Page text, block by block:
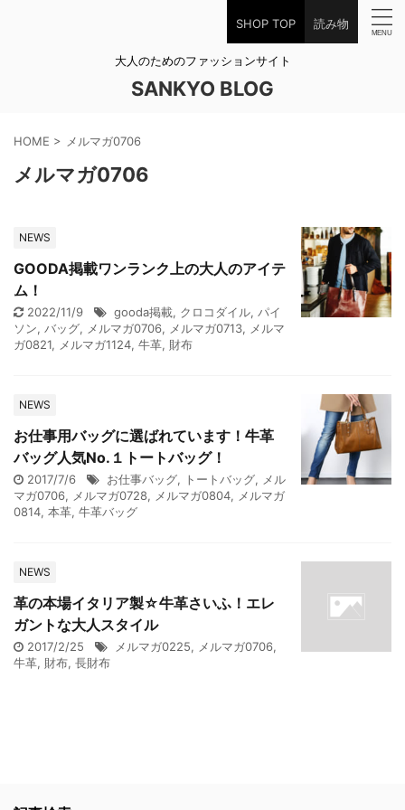
SHOP TOP 読み物
大人のためのファッションサイト
SANKYO BLOG
HOME > メルマガ0706
メルマガ0706
NEWS
GOODA掲載ワンランク上の大人のアイテ
ム！
2022/11/9 gooda掲載, クロコダイル, パイ
ソン, バッグ, メルマガ0706, メルマガ0713, メルマ
ガ0821, メルマガ1124, 牛革, 財布
NEWS
お仕事用バッグに選ばれています！牛革
バッグ人気No.１トートバッグ！
2017/7/6 お仕事バッグ, トートバッグ, メル
マガ0706, メルマガ0728, メルマガ0804, メルマガ
0814, 本革, 牛革バッグ
NEWS
革の本場イタリア製☆牛革さいふ！エレ
ガントな大人スタイル
2017/2/25 メルマガ0225, メルマガ0706,
牛革, 財布, 長財布